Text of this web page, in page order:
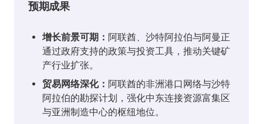
预期成果
增长前景可期： 阿联酋、沙特阿拉伯与阿曼正
通过政府支持的政策与投资工具，推动关键矿
产行业扩张。
贸易网络深化： 阿联酋的非洲港口网络与沙特
阿拉伯的勘探计划，强化中东连接资源富集区
与亚洲制造中心的枢纽地位。